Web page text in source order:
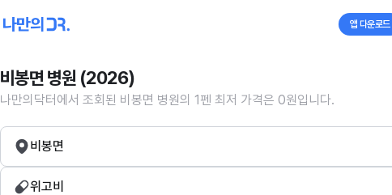
앱 다운로드
비봉면 병원 (2026)
나만의닥터에서 조회된 비봉면 병원의 1펜 최저 가격은 0원입니다.
비봉면
위고비